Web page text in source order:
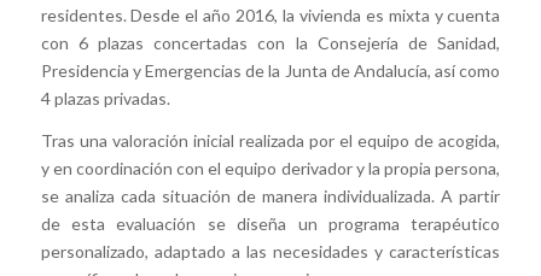
residentes. Desde el año 2016, la vivienda es mixta y cuenta
con 6 plazas concertadas con la Consejería de Sanidad,
Presidencia y Emergencias de la Junta de Andalucía, así como
4 plazas privadas.
Tras una valoración inicial realizada por el equipo de acogida,
y en coordinación con el equipo derivador y la propia persona,
se analiza cada situación de manera individualizada. A partir
de esta evaluación se diseña un programa terapéutico
personalizado, adaptado a las necesidades y características